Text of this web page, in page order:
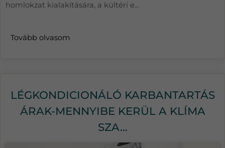
homlokzat kialakítására, a kültéri e...
Tovább olvasom
LÉGKONDICIONÁLÓ KARBANTARTÁS
ÁRAK-MENNYIBE KERÜL A KLÍMA
SZA...